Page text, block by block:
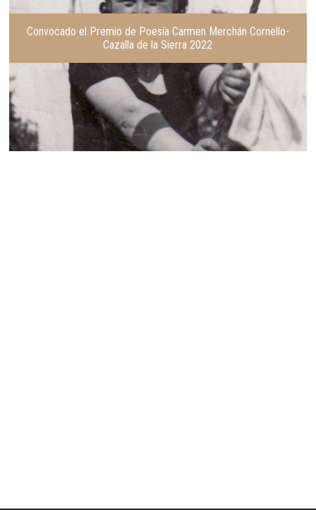
Convocado el Premio de Poesía Carmen Merchán Cornello-
Cazalla de la Sierra 2022